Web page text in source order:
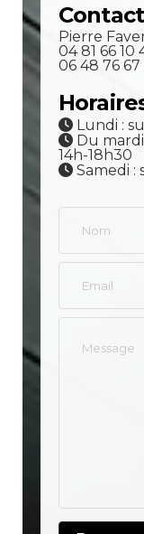
Contact
Pierre
04 81 66 10
06 48 76 67
Lundi :
Du mardi
14h-18h30
Samedi :